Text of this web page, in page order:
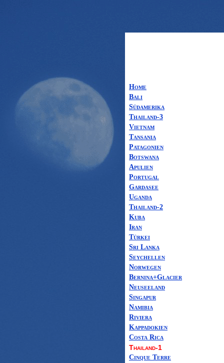
Home
Bali
Südamerika
Thailand-3
Vietnam
Tansania
Patagonien
Botswana
Apulien
Portugal
Gardasee
Uganda
Thailand-2
Kuba
Iran
Türkei
Sri Lanka
Seychellen
Norwegen
Bernina+Glacier
Neuseeland
Singapur
Namibia
Riviera
Kappadokien
Costa Rica
Thailand-1
Cinque Terre